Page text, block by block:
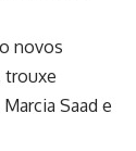
novos
trouxe
Saad e